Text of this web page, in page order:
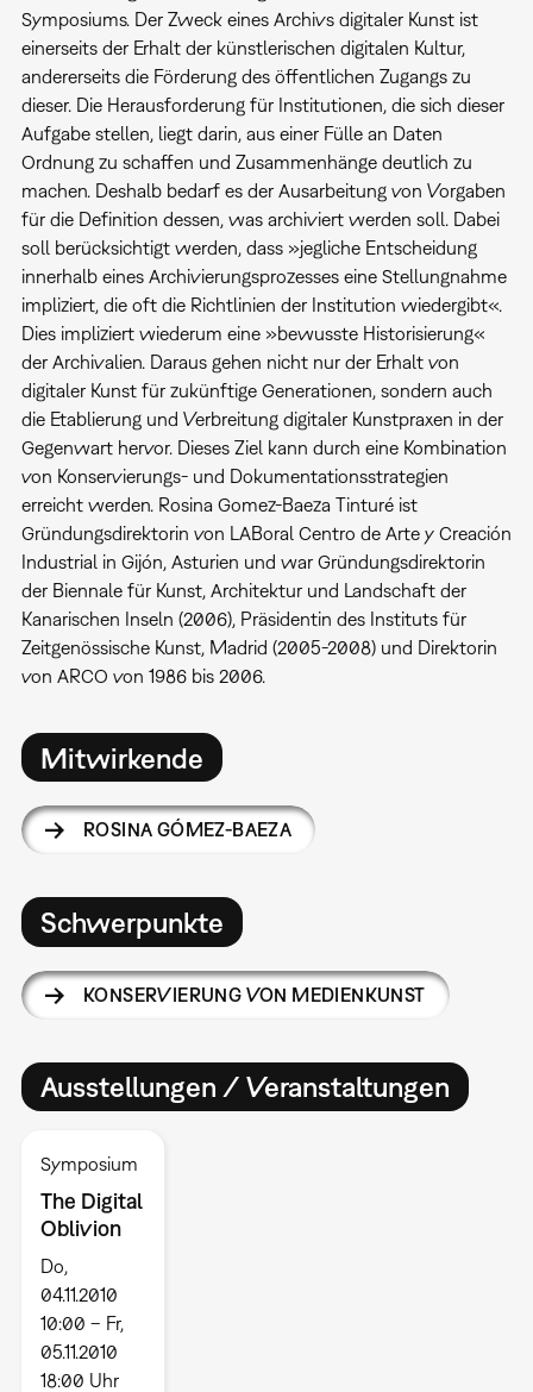
Symposiums. Der Zweck eines Archivs digitaler Kunst ist
einerseits der Erhalt der künstlerischen digitalen Kultur,
andererseits die Förderung des öffentlichen Zugangs zu
dieser. Die Herausforderung für Institutionen, die sich dieser
Aufgabe stellen, liegt darin, aus einer Fülle an Daten
Ordnung zu schaffen und Zusammenhänge deutlich zu
machen. Deshalb bedarf es der Ausarbeitung von Vorgaben
für die Definition dessen, was archiviert werden soll. Dabei
soll berücksichtigt werden, dass »jegliche Entscheidung
innerhalb eines Archivierungsprozesses eine Stellungnahme
impliziert, die oft die Richtlinien der Institution wiedergibt«.
Dies impliziert wiederum eine »bewusste Historisierung«
der Archivalien. Daraus gehen nicht nur der Erhalt von
digitaler Kunst für zukünftige Generationen, sondern auch
die Etablierung und Verbreitung digitaler Kunstpraxen in der
Gegenwart hervor. Dieses Ziel kann durch eine Kombination
von Konservierungs- und Dokumentationsstrategien
erreicht werden. Rosina Gomez-Baeza Tinturé ist
Gründungsdirektorin von LABoral Centro de Arte y Creación
Industrial in Gijón, Asturien und war Gründungsdirektorin
der Biennale für Kunst, Architektur und Landschaft der
Kanarischen Inseln (2006), Präsidentin des Instituts für
Zeitgenössische Kunst, Madrid (2005-2008) und Direktorin
von ARCO von 1986 bis 2006.
Mitwirkende
ROSINA GÓMEZ-BAEZA
Schwerpunkte
KONSERVIERUNG VON MEDIENKUNST
Ausstellungen / Veranstaltungen
Symposium
The Digital
Oblivion
Do,
04.11.2010
10:00 – Fr,
05.11.2010
18:00 Uhr